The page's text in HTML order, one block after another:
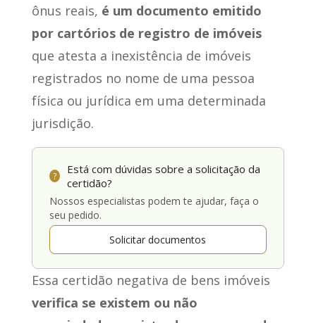
ônus reais, é um documento emitido
por cartórios de registro de imóveis
que atesta a inexistência de imóveis
registrados no nome de uma pessoa
física ou jurídica em uma determinada
jurisdição.
?
Está com dúvidas sobre a solicitação da
certidão?
Nossos especialistas podem te ajudar, faça o
seu pedido.
Solicitar documentos
Essa certidão negativa de bens imóveis
verifica se existem ou não